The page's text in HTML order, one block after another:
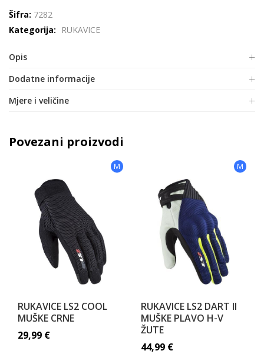
Šifra: 7282
Kategorija:
RUKAVICE
Opis
Dodatne informacije
Mjere i veličine
Povezani proizvodi
M
RUKAVICE LS2 COOL
MUŠKE CRNE
29,99 €
M
RUKAVICE LS2 DART II
MUŠKE PLAVO H-V
ŽUTE
44,99 €